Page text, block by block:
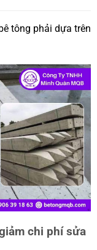
tông phải dựa trên
chi phí sửa